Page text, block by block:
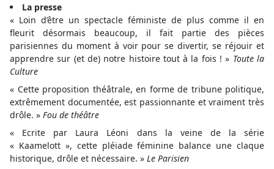
La presse
« Loin d’être un spectacle féministe de plus comme il en
fleurit désormais beaucoup, il fait partie des pièces
parisiennes du moment à voir pour se divertir, se réjouir et
apprendre sur (et de) notre histoire tout à la fois ! » Toute la
Culture
« Cette proposition théâtrale, en forme de tribune politique,
extrêmement documentée, est passionnante et vraiment très
drôle. » Fou de théâtre
« Ecrite par Laura Léoni dans la veine de la série
« Kaamelott », cette pléiade féminine balance une claque
historique, drôle et nécessaire. » Le Parisien